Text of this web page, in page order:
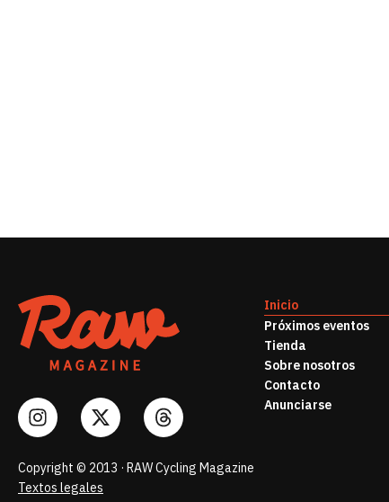
Copyright © 2013 · RAW Cycling Magazine
Textos legales
Inicio
Próximos eventos
Tienda
Sobre nosotros
Contacto
Anunciarse